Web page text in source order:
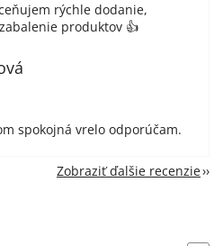
rýchle dodanie,
produktov 👍
spokojná vrelo odporúčam.
Zobraziť ďalšie recenzie